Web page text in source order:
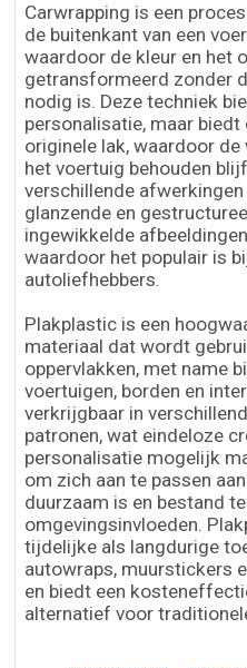
Carwrapping is een
de buitenkant van een
waardoor de kleur en het
getransformeerd zonder
nodig is. Deze techniek
personalisatie, maar
originele lak, waardoor
het voertuig behouden
verschillende
glanzende en
ingewikkelde
waardoor het populair is
autoliefhebbers.
Plakplastic is een
materiaal dat wordt
oppervlakken, met name
voertuigen, borden en
verkrijgbaar in
patronen, wat eindeloze
personalisatie mogelijk
om zich aan te passen
duurzaam is en bestand
omgevingsinvloeden.
tijdelijke als langdurige
autowraps, muurstickers
en biedt een
alternatief voor